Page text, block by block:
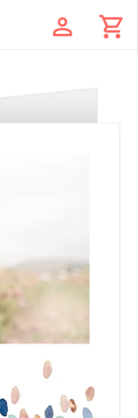
profile shopping_cart